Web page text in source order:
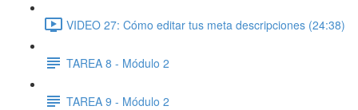
VIDEO 27: Cómo editar tus meta descripciones (24:38)
TAREA 8 - Módulo 2
TAREA 9 - Módulo 2